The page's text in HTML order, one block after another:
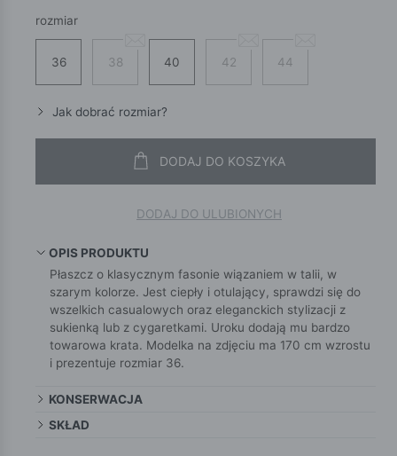
rozmiar
36 38 40 42 44
Jak dobrać rozmiar?
DODAJ DO KOSZYKA
DODAJ DO ULUBIONYCH
OPIS PRODUKTU
Płaszcz o klasycznym fasonie wiązaniem w talii, w
szarym kolorze. Jest ciepły i otulający, sprawdzi się do
wszelkich casualowych oraz eleganckich stylizacji z
sukienką lub z cygaretkami. Uroku dodają mu bardzo
towarowa krata. Modelka na zdjęciu ma 170 cm wzrostu
i prezentuje rozmiar 36.
KONSERWACJA
SKŁAD